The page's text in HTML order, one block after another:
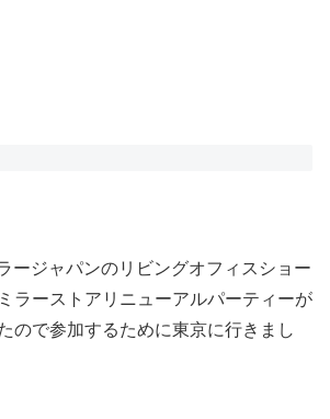
ージャパンのリビングオフィスショー
ラーストアリニューアルパーティーが
ので参加するために東京に行きまし